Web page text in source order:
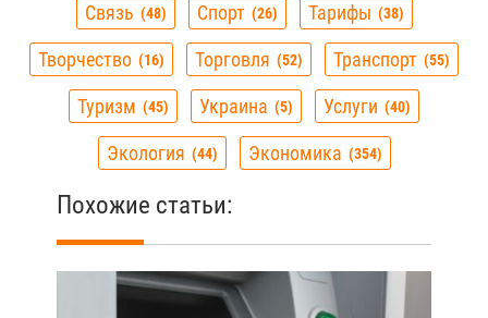
Связь 48 Спорт 26 Тарифы 38
Творчество 16 Торговля 52 Транспорт 55
Туризм 45 Украина 5 Услуги 40
Экология 44 Экономика 354
Похожие статьи: